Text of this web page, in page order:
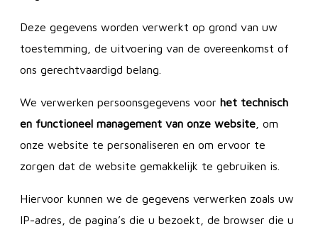
Deze gegevens worden verwerkt op grond van uw
toestemming, de uitvoering van de overeenkomst of
ons gerechtvaardigd belang.
We verwerken persoonsgegevens voor het technisch
en functioneel management van onze website , om
onze website te personaliseren en om ervoor te
zorgen dat de website gemakkelijk te gebruiken is.
Hiervoor kunnen we de gegevens verwerken zoals uw
IP-adres, de pagina’s die u bezoekt, de browser die u